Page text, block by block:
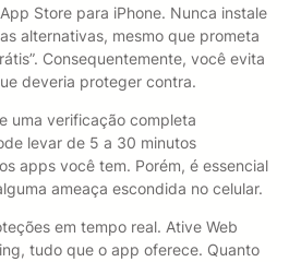
Store para iPhone. Nunca instale
alternativas, mesmo que prometa
Consequentemente, você evita
deveria proteger contra.
uma verificação completa
levar de 5 a 30 minutos
apps você tem. Porém, é essencial
ameaça escondida no celular.
em tempo real. Ative Web
tudo que o app oferece. Quanto